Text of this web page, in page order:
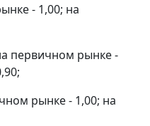
- 1,00; на
первичном рынке -
рынке - 1,00; на